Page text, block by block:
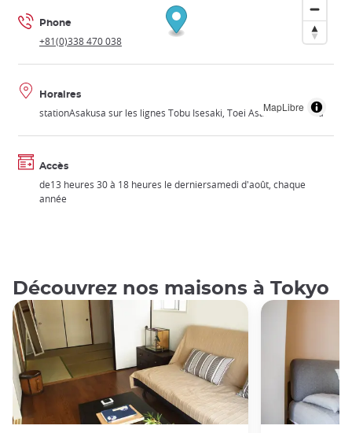
MapLibre
Phone
+81(0)338 470 038
Horaires
stationAsakusa sur les lignes Tobu Isesaki, Toei Asakusa et Ginza
Accès
de13 heures 30 à 18 heures le derniersamedi d'août, chaque
année
Découvrez nos maisons à Tokyo